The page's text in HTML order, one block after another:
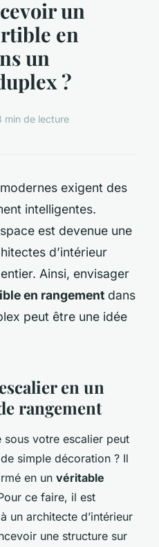
un
en
un
?
min de lecture
exigent des
intelligentes.
est devenue une
d’intérieur
Ainsi, envisager
en rangement dans
peut être une idée
en un
rangement
sous votre escalier peut
simple décoration ? Il
en un véritable
ce faire, il est
un architecte d’intérieur
une structure sur